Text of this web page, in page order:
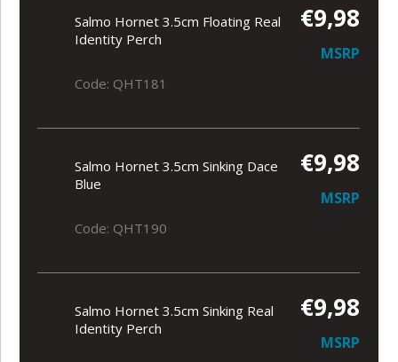
Salmo Hornet 3.5cm Floating Real
Identity Perch
€9,98
MSRP
Code: QHT181
Salmo Hornet 3.5cm Sinking Dace
Blue
€9,98
MSRP
Code: QHT190
Salmo Hornet 3.5cm Sinking Real
Identity Perch
€9,98
MSRP